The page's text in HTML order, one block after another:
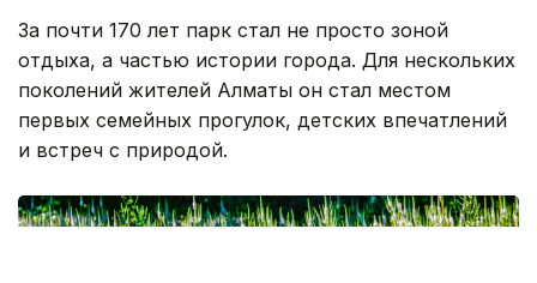
За почти 170 лет парк стал не просто зоной
отдыха, а частью истории города. Для нескольких
поколений жителей Алматы он стал местом
первых семейных прогулок, детских впечатлений
и встреч с природой.